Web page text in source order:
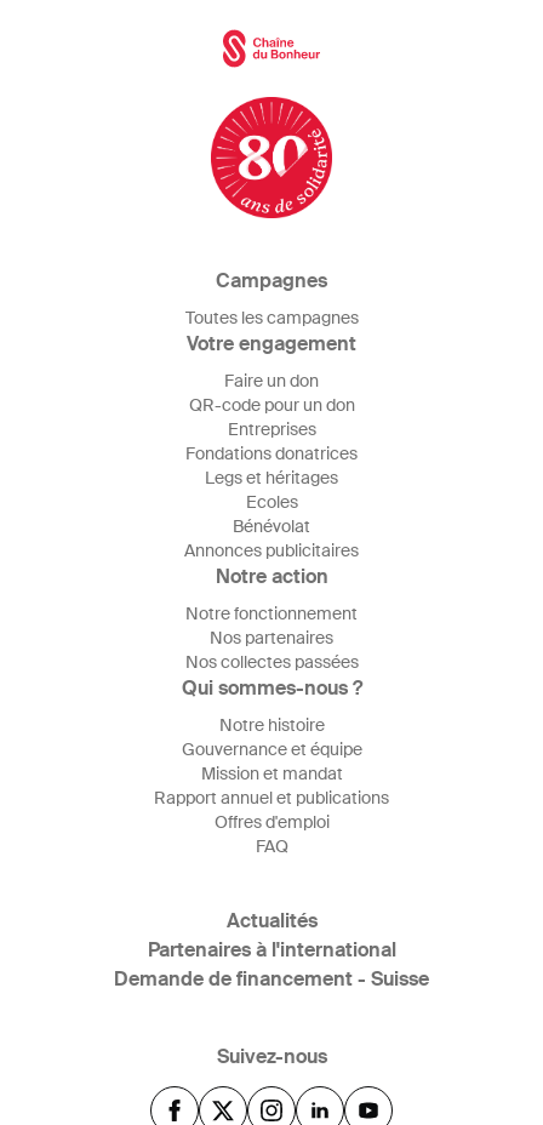
Campagnes
Toutes les campagnes
Votre engagement
Faire un don
QR-code pour un don
Entreprises
Fondations donatrices
Legs et héritages
Ecoles
Bénévolat
Annonces publicitaires
Notre action
Notre fonctionnement
Nos partenaires
Nos collectes passées
Qui sommes-nous ?
Notre histoire
Gouvernance et équipe
Mission et mandat
Rapport annuel et publications
Offres d'emploi
FAQ
Actualités
Partenaires à l'international
Demande de financement - Suisse
Suivez-nous